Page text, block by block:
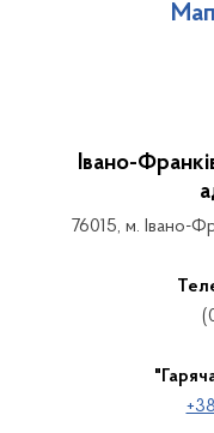
Івано-
76015, м. Івано-